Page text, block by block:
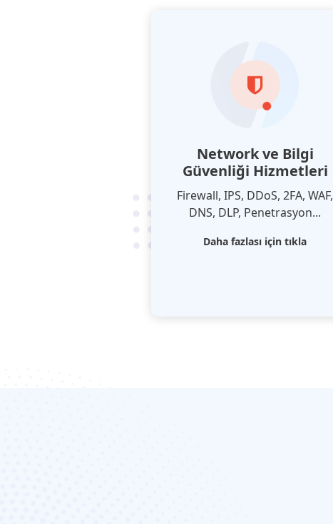
Network ve Bilgi
Güvenliği Hizmetleri
Firewall, IPS, DDoS, 2FA, WAF,
DNS, DLP, Penetrasyon...
Daha fazlası için tıkla